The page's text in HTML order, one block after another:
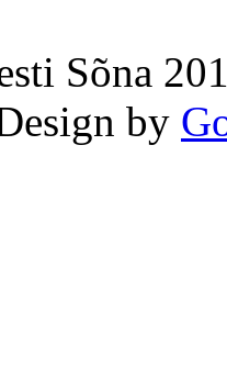
Sõna
by